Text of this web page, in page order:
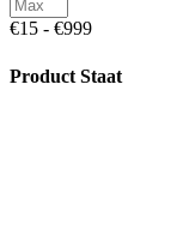
€15 - €999
Product Staat